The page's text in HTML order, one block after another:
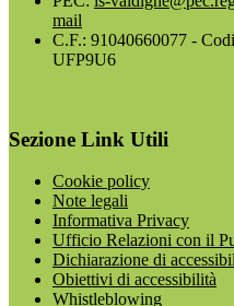
mail
C.F.: 91040660077 -
UFP9U6
Sezione Link Utili
Cookie policy
Note legali
Informativa Privacy
Ufficio Relazioni con il
Dichiarazione di
Obiettivi di accessibilità
Whistleblowing